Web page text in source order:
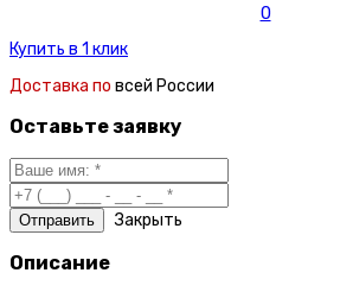
0
Купить в 1 клик
Доставка по всей России
Оставьте заявку
Закрыть
Описание